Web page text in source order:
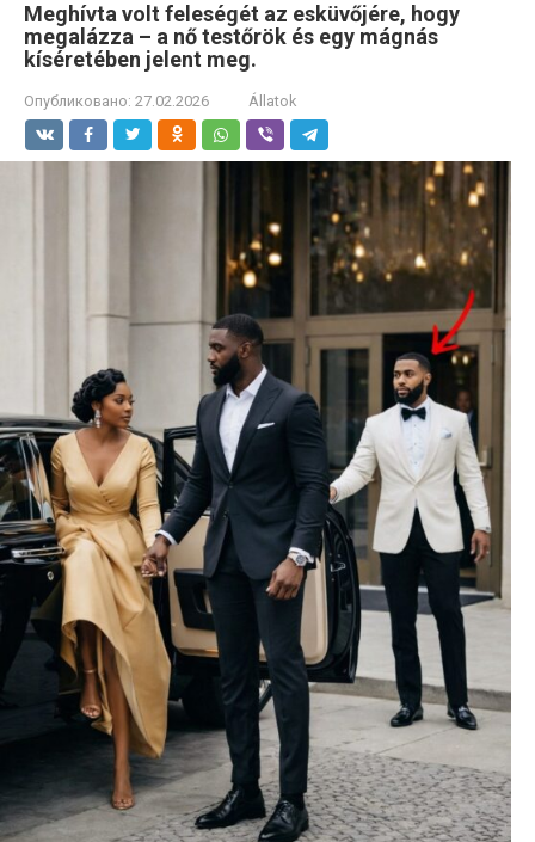
Meghívta volt feleségét az esküvőjére, hogy
megalázza – a nő testőrök és egy mágnás
kíséretében jelent meg.
Опубликовано: 27.02.2026 Állatok